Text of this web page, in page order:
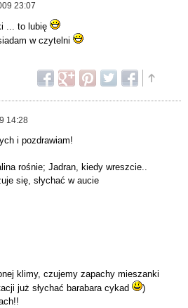
23:07
... to lubię
w czytelni
14:28
i pozdrawiam!
rośnie; Jadran, kiedy wreszcie..
się, słychać w aucie
klimy, czujemy zapachy mieszanki
już słychać barabara cykad
)